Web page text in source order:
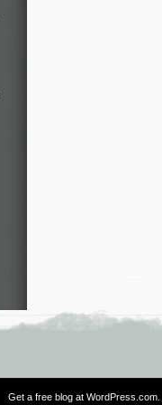
Get a free blog at WordPress.com